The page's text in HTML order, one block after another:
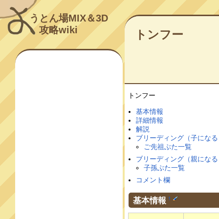
うとん場MIX＆3D
攻略wiki
トンフー
トンフー
基本情報
詳細情報
解説
ブリーディング（子にな
ご先祖ぶた一覧
ブリーディング（親にな
子孫ぶた一覧
コメント欄
基本情報 †